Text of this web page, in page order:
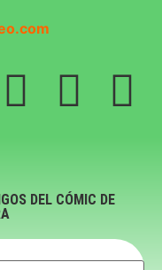
DEL CÓMIC DE